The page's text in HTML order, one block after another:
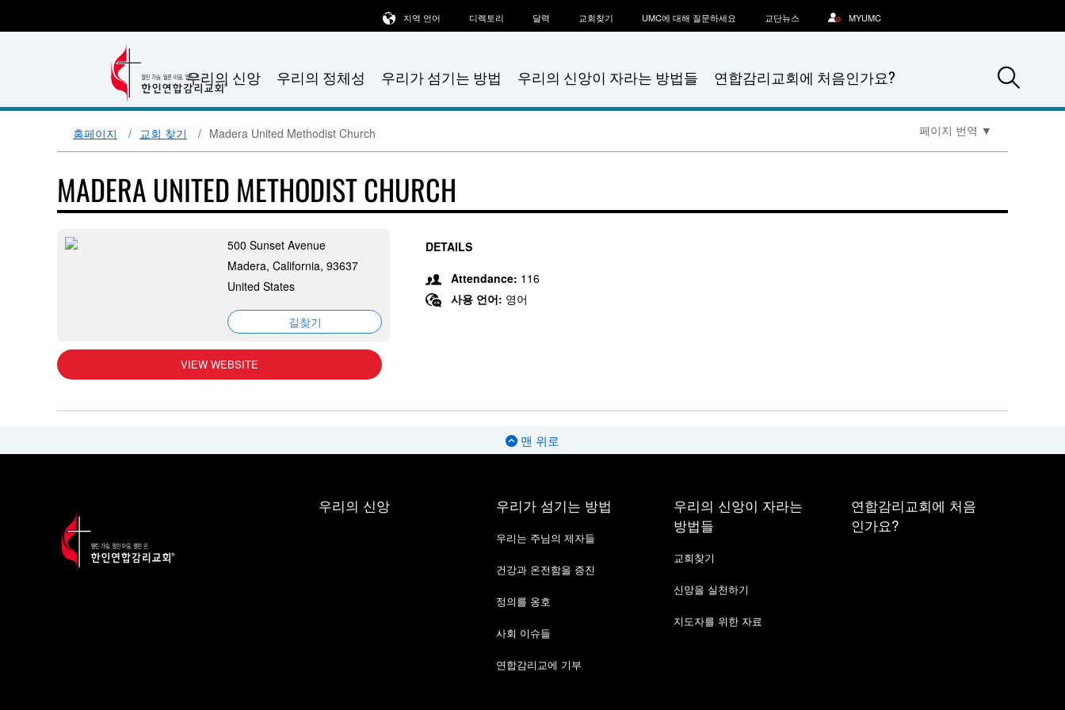
우리의 신앙 우리의 정체성 우리가 섬기는 방법 우리의 신앙이 자라는 방법들 연합감리교회에 처음인가요?
지역 언어 디렉토리 달력 교회찾기 UMC에 대해 질문하세요 교단뉴스 MYUMC
홈페이지 교회 찾기 Madera United Methodist Church 페이지 번역 ▼
MADERA UNITED METHODIST CHURCH
500 Sunset Avenue
Madera, California, 93637
United States
길찾기
VIEW WEBSITE
DETAILS
Attendance: 116
사용 언어: 영어
맨 위로
우리의 신앙 우리가 섬기는 방법
우리는 주님의 제자들
건강과 온전함을 증진
정의를 옹호
사회 이슈들
연합감리교에 기부
우리의 신앙이 자라는
방법들
교회찾기
신앙을 실천하기
지도자를 위한 자료
연합감리교회에 처음
인가요?